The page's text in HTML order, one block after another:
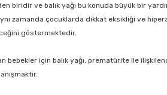
biridir ve balık yağı bu konuda büyük bir
zamanda çocuklarda dikkat eksikliği ve
göstermektedir.
bebekler için balık yağı, prematürite ile